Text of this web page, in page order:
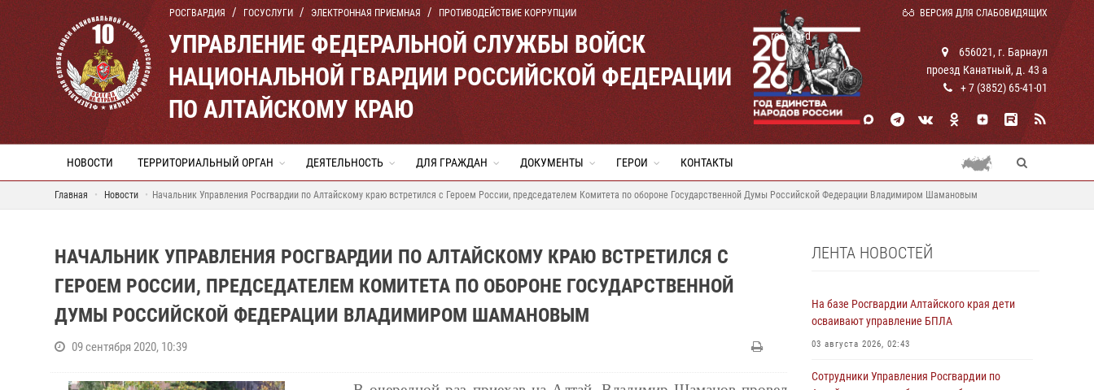
РОСГВАРДИЯ ГОСУСЛУГИ ЭЛЕКТРОННАЯ ПРИЕМНАЯ ПРОТИВОДЕЙСТВИЕ КОРРУПЦИИ ВЕРСИЯ ДЛЯ СЛАБОВИДЯЩИХ
УПРАВЛЕНИЕ ФЕДЕРАЛЬНОЙ СЛУЖБЫ ВОЙСК
НАЦИОНАЛЬНОЙ ГВАРДИИ РОССИЙСКОЙ ФЕДЕРАЦИИ
ПО АЛТАЙСКОМУ КРАЮ
rosguard
656021, г. Барнаул
проезд Канатный, д. 43 а
+ 7 (3852) 65-41-01
НОВОСТИ ТЕРРИТОРИАЛЬНЫЙ ОРГАН ДЕЯТЕЛЬНОСТЬ ДЛЯ ГРАЖДАН ДОКУМЕНТЫ ГЕРОИ КОНТАКТЫ
Главная Новости Начальник Управления Росгвардии по Алтайскому краю встретился с Героем России, председателем Комитета по обороне Государственной Думы Российской Федерации Владимиром Шамановым
НАЧАЛЬНИК УПРАВЛЕНИЯ РОСГВАРДИИ ПО АЛТАЙСКОМУ КРАЮ ВСТРЕТИЛСЯ С
ГЕРОЕМ РОССИИ, ПРЕДСЕДАТЕЛЕМ КОМИТЕТА ПО ОБОРОНЕ ГОСУДАРСТВЕННОЙ
ДУМЫ РОССИЙСКОЙ ФЕДЕРАЦИИ ВЛАДИМИРОМ ШАМАНОВЫМ
09 сентября 2020, 10:39
ЛЕНТА НОВОСТЕЙ
На базе Росгвардии Алтайского края дети
осваивают управление БПЛА
03 августа 2026, 02:43
Сотрудники Управления Росгвардии по